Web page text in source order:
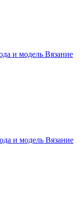
и модель Вязание
и модель Вязание